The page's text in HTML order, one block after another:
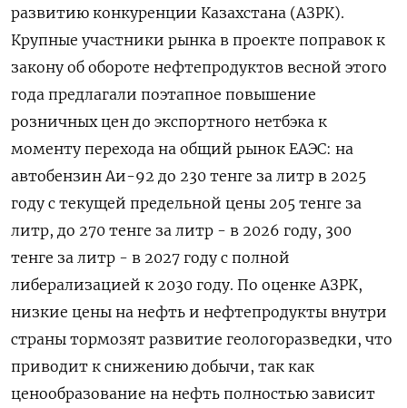
развитию конкуренции Казахстана (АЗРК).
Крупные участники рынка в проекте поправок к
закону об обороте нефтепродуктов весной этого
года предлагали поэтапное повышение
розничных цен до экспортного нетбэка к
моменту перехода на общий рынок ЕАЭС: на
автобензин Аи-92 до 230 тенге за литр в 2025
году с текущей предельной цены 205 тенге за
литр, до 270 тенге за литр - в 2026 году, 300
тенге за литр - в 2027 году с полной
либерализацией к 2030 году. По оценке АЗРК,
низкие цены на нефть и нефтепродукты внутри
страны тормозят развитие геологоразведки, что
приводит к снижению добычи, так как
ценообразование на нефть полностью зависит